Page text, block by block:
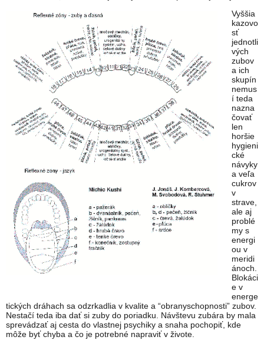
Vyššia
kazovo
sť
jednotli
vých
zubov
a ich
skupín
nemus
í teda
nazna
čovať
len
horšie
hygieni
cké
návyky
a veľa
cukrov
v
strave,
ale aj
problé
my s
energi
ou v
meridi
ánoch.
Blokáci
e v
energe
tických dráhach sa odzrkadlia v kvalite a “obranyschopnosti” zubov.
Nestačí teda iba dať si zuby do poriadku. Návštevu zubára by mala
sprevádzať aj cesta do vlastnej psychiky a snaha pochopiť, kde
môže byť chyba a čo je potrebné napraviť v živote.